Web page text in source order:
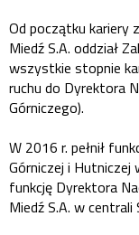
Od początku kariery
Miedź S.A. oddział
wszystkie stopnie
ruchu do Dyrektora
Górniczego).
W 2016 r. pełnił
Górniczej i Hutniczej
funkcję Dyrektora
Miedź S.A. w centrali